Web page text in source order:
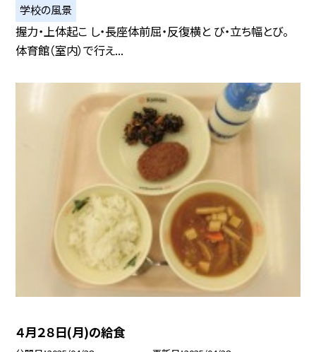
学校の風景
握力・上体起こ し・長座体前屈・反復横と び・立ち幅とび。
体育館（室内）で行え...
４月２８日(月)の給食